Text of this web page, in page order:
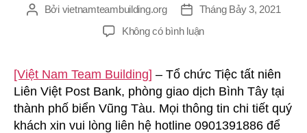
TácBởi vietnamteambuilding.org
Ngày
đăng
Tháng Bảy 3, 2021
Không có bình luậnở
Tiệc
Tất
Niên
Liên
[Việt Nam Team Building] – Tổ chức Tiệc tất niên
Liên Việt Post Bank, phòng giao dịch Bình Tây tại
thành phố biển Vũng Tàu. Mọi thông tin chi tiết quý
khách xin vui lòng liên hệ hotline 0901391886 để